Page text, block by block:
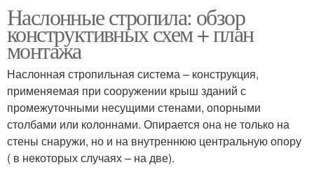
Наслонные стропила: обзор
конструктивных схем + план
монтажа
Наслонная стропильная система – конструкция,
применяемая при сооружении крыш зданий с
промежуточными несущими стенами, опорными
столбами или колоннами. Опирается она не только на
стены снаружи, но и на внутреннюю центральную опору
( в некоторых случаях – на две).